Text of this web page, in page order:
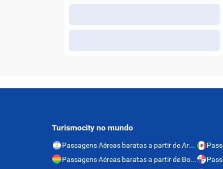
Turismocity no mundo
Passagens Aéreas baratas a partir de Argentina
Passagens Aéreas baratas a partir de Bolívia